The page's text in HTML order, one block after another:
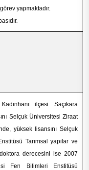
yapmaktadır.
ilçesi Saçıkara
Selçuk Üniversitesi Ziraat
yüksek lisansını Selçuk
Tarımsal yapılar ve
derecesini ise 2007
Fen Bilimleri Enstitüsü